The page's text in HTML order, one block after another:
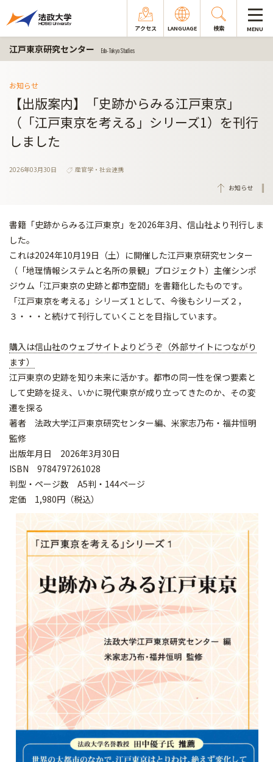
アクセス LANGUAGE 検索 MENU
江戸東京研究センター Edo-Tokyo Studies
お知らせ
【出版案内】「史跡からみる江戸東京」
（「江戸東京を考える」シリーズ1）を刊行
しました
2026年03月30日
産官学・社会連携
お知らせ
書籍「史跡からみる江戸東京」を2026年3月、信山社より刊行しま
した。
これは2024年10月19日（土）に開催した江戸東京研究センター
（「地理情報システムと名所の景観」プロジェクト）主催シンポ
ジウム「江戸東京の史跡と都市空間」を書籍化したものです。
「江戸東京を考える」シリーズ１として、今後もシリーズ２，
３・・・と続けて刊行していくことを目指しています。
購入は信山社のウェブサイトよりどうぞ（外部サイトにつながり
ます）
江戸東京の史跡を知り未来に活かす。都市の同一性を保つ要素と
して史跡を捉え、いかに現代東京が成り立ってきたのか、その変
遷を探る
著者 法政大学江戸東京研究センター編、米家志乃布・福井恒明
監修
出版年月日 2026年3月30日
ISBN 9784797261028
判型・ページ数 A5判・144ページ
定価 1,980円（税込）